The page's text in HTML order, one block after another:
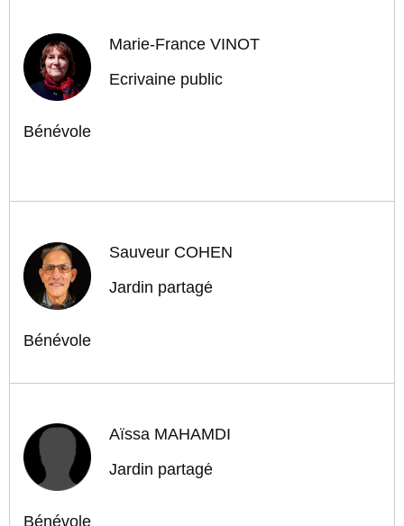
Marie-France VINOT
Ecrivaine public
Bénévole
Sauveur COHEN
Jardin partagé
Bénévole
Aïssa MAHAMDI
Jardin partagé
Bénévole